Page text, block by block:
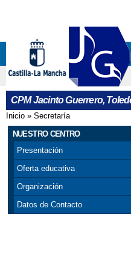
CPM Jacinto Guerrero,
Se encuentra
Inicio » Secretaría
NUESTRO CENTRO
Presentación
Oferta educativa
Organización
Datos de Contacto